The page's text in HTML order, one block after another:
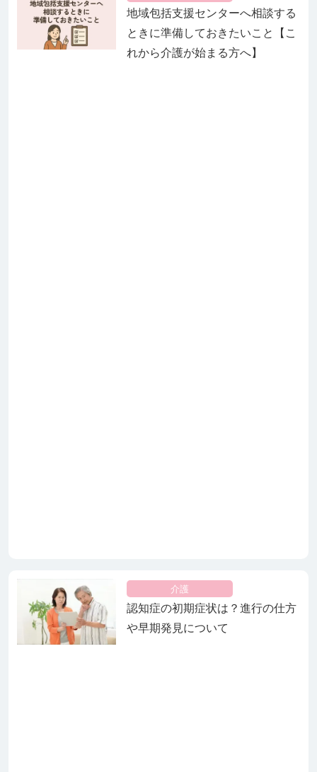
地域包括支援センターへ相談する
ときに準備しておきたいこと【こ
れから介護が始まる方へ】
介護
認知症の初期症状は？進行の仕方
や早期発見について